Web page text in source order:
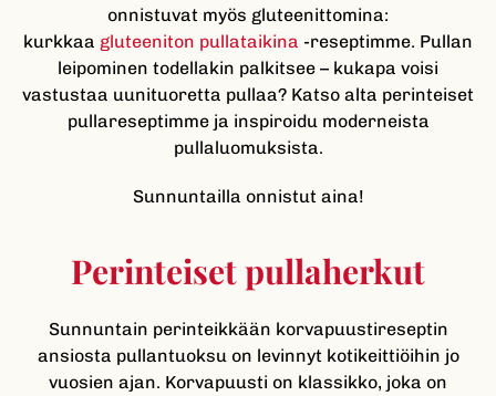
onnistuvat myös gluteenittomina:
kurkkaa gluteeniton pullataikina -reseptimme. Pullan
leipominen todellakin palkitsee – kukapa voisi
vastustaa uunituoretta pullaa? Katso alta perinteiset
pullareseptimme ja inspiroidu moderneista
pullaluomuksista.
Sunnuntailla onnistut aina!
Perinteiset pullaherkut
Sunnuntain perinteikkään korvapuustireseptin
ansiosta pullantuoksu on levinnyt kotikeittiöihin jo
vuosien ajan. Korvapuusti on klassikko, joka on